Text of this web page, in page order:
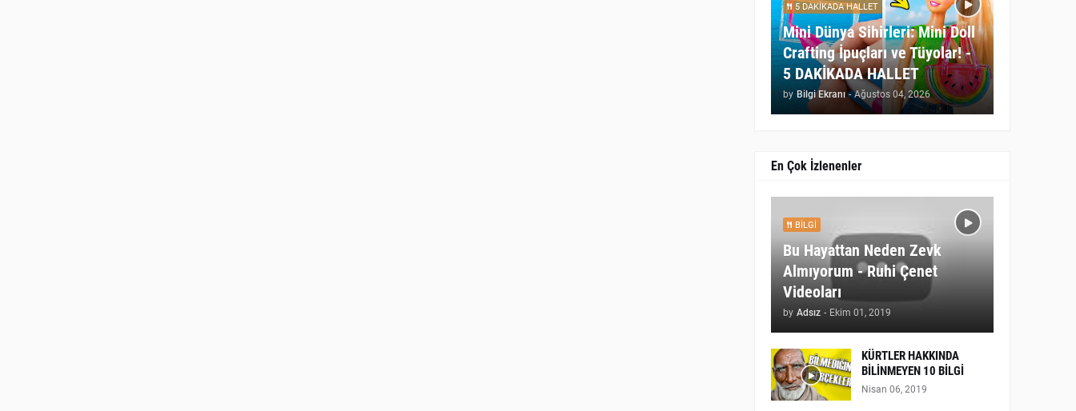
5 DAKİKADA HALLET
Mini Dünya Sihirleri: Mini Doll
Crafting İpuçları ve Tüyolar! -
5 DAKİKADA HALLET
by Bilgi Ekranı - Ağustos 04, 2026
En Çok İzlenenler
BILGI
Bu Hayattan Neden Zevk
Almıyorum - Ruhi Çenet
Videoları
by Adsız - Ekim 01, 2019
KÜRTLER HAKKINDA
BİLİNMEYEN 10 BİLGİ
Nisan 06, 2019